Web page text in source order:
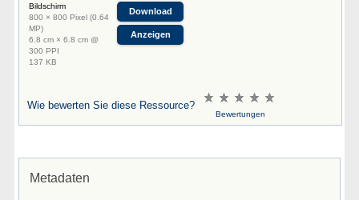
Bildschirm
800 × 800 Pixel (0.64
MP)
6.8 cm × 6.8 cm @
300 PPI
137 KB
Download
Anzeigen
Wie bewerten Sie diese Ressource?
Bewertungen
Metadaten